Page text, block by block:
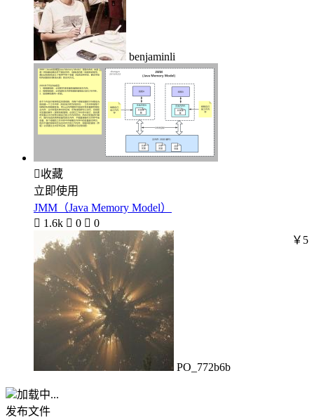
benjaminli
收藏
立即使用
JMM（Java Memory Model）
 1.6k  0  0
PO_772b6b
￥5
加载中...
发布文件